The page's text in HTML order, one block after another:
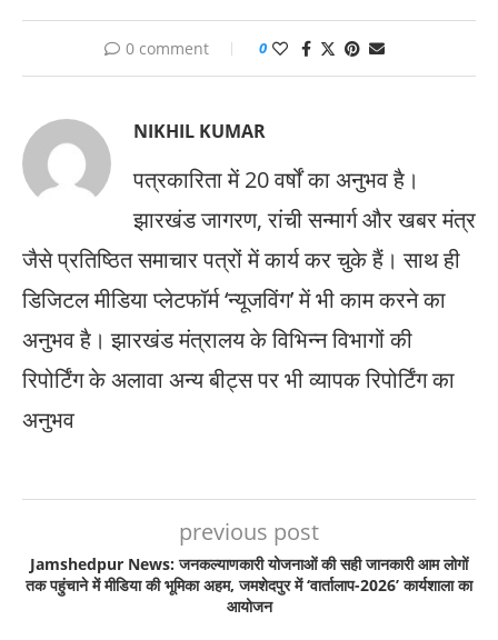
0 comment 0
NIKHIL KUMAR
पत्रकारिता में 20 वर्षों का अनुभव है।
झारखंड जागरण, रांची सन्मार्ग और खबर मंत्र
जैसे प्रतिष्ठित समाचार पत्रों में कार्य कर चुके हैं। साथ ही
डिजिटल मीडिया प्लेटफॉर्म ‘न्यूजविंग’ में भी काम करने का
अनुभव है। झारखंड मंत्रालय के विभिन्न विभागों की
रिपोर्टिंग के अलावा अन्य बीट्स पर भी व्यापक रिपोर्टिंग का
अनुभव
previous post
Jamshedpur News: जनकल्याणकारी योजनाओं की सही जानकारी आम लोगों
तक पहुंचाने में मीडिया की भूमिका अहम, जमशेदपुर में ‘वार्तालाप-2026’ कार्यशाला का
आयोजन